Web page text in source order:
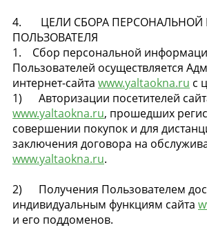
4. ЦЕЛИ СБОРА
ПОЛЬЗОВАТЕЛЯ
1. Сбор персональной
Пользователей осуществляется
интернет-сайта www.yaltaokna.ru с
1) Авторизации посетителей
www.yaltaokna.ru, прошедших
совершении покупок и для
заключения договора на
www.yaltaokna.ru.
2) Получения Пользователем
индивидуальным функциям сайта
и его поддоменов.